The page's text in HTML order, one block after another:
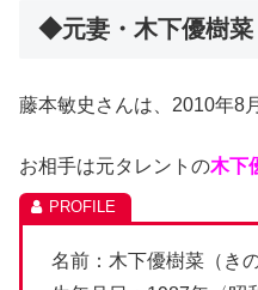
◆元妻・木下優樹菜
藤本敏史さんは、2010年8
お相手は元タレントの木下
名前：木下優樹菜（き